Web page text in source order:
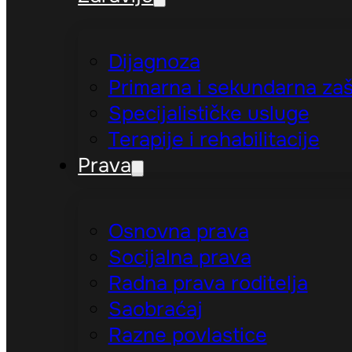
Dijagnoza
Primarna i sekundarna
Specijalističke usluge
Terapije i rehabilitacije
Prava
Osnovna prava
Socijalna prava
Radna prava roditelja
Saobraćaj
Razne povlastice